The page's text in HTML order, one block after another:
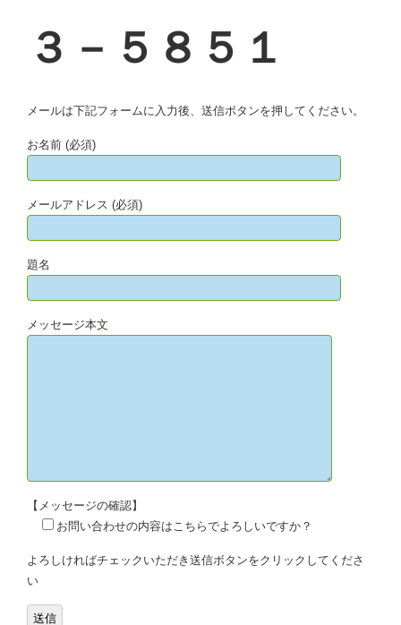
３－５８５１
メールは下記フォームに入力後、送信ボタンを押してください。
お名前 (必須)
メールアドレス (必須)
題名
メッセージ本文
【メッセージの確認】
お問い合わせの内容はこちらでよろしいですか？
よろしければチェックいただき送信ボタンをクリックしてくださ
い